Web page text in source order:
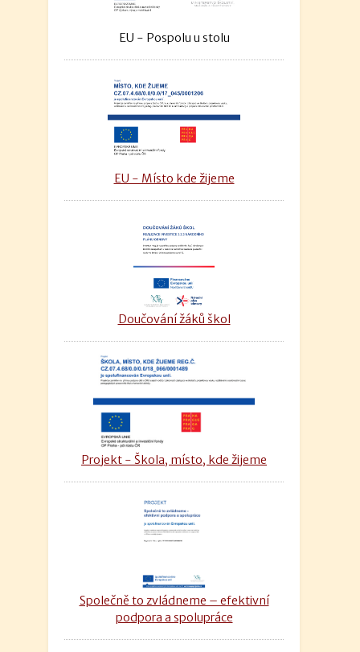
EU - Pospolu u stolu
EU - Místo kde žijeme
Doučování žáků škol
Projekt - Škola, místo, kde žijeme
Společně to zvládneme – efektivní
podpora a spolupráce